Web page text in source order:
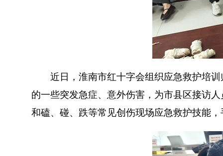
近日，淮南市红十字会组织应急救护培训
的一些突发急症、意外伤害，为市县区接访
和磕、碰、跌等常见创伤现场应急救护技能